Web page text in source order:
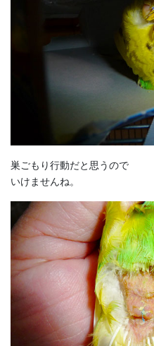
巣ごもり行動だと思うので
いけませんね。